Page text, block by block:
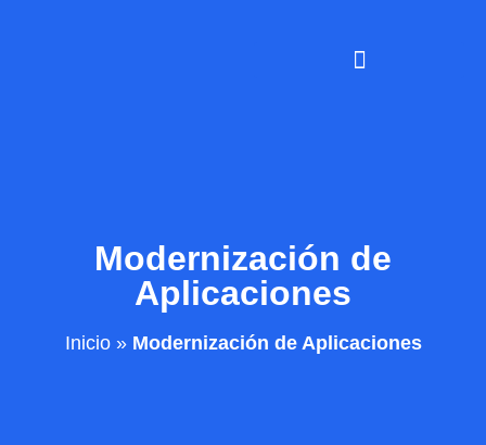
Modernización de
Aplicaciones
Inicio» Modernización de Aplicaciones